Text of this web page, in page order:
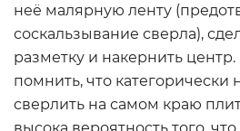
неё малярную ленту
соскальзывание сверла),
разметку и накернить
помнить, что категорически
сверлить на самом краю